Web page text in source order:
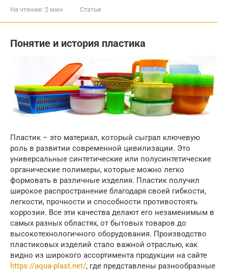
На чтение: 2 мин Статьи
Понятие и история пластика
Пластик – это материал, который сыграл ключевую
роль в развитии современной цивилизации. Это
универсальные синтетические или полусинтетические
органические полимеры, которые можно легко
формовать в различные изделия. Пластик получил
широкое распространение благодаря своей гибкости,
легкости, прочности и способности противостоять
коррозии. Все эти качества делают его незаменимым в
самых разных областях, от бытовых товаров до
высокотехнологичного оборудования. Производство
пластиковых изделий стало важной отраслью, как
видно из широкого ассортимента продукции на сайте
https://aqua-plast.net/, где представлены разнообразные